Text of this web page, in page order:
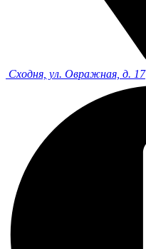
Сходня, ул. Овражная, д. 17